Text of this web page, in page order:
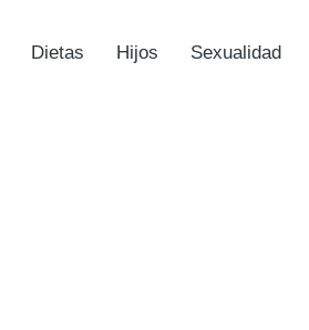
Dietas Hijos Sexualidad